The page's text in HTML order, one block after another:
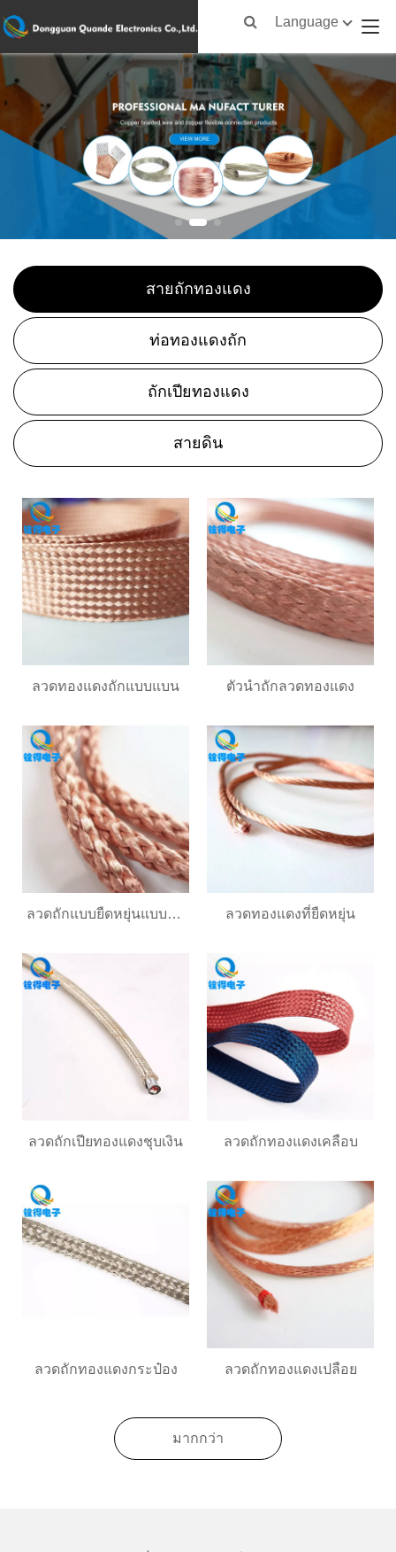
Language
สายถักทองแดง
ท่อทองแดงถัก
ถักเปียทองแดง
สายดิน
ลวดทองแดงถักแบบแบน ตัวนำถักลวดทองแดง
ลวดถักแบบยืดหยุ่นแบบกลม ลวดทองแดงที่ยืดหยุ่น
ลวดถักเปียทองแดงชุบเงิน ลวดถักทองแดงเคลือบ
ลวดถักทองแดงกระป๋อง ลวดถักทองแดงเปลือย
มากกว่า